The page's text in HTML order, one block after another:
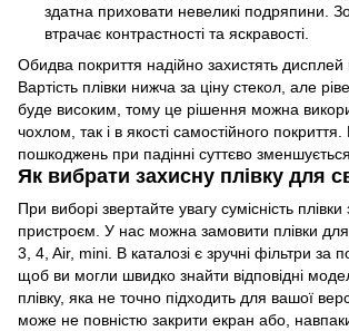
здатна приховати невеликі подряпини.
втрачає контрастності та яскравості.
Обидва покриття надійно захистять дисплей
Вартість плівки нижча за ціну стекол, але
буде високим, тому це рішення можна
чохлом, так і в якості самостійного покриття.
пошкоджень при падінні суттєво зменшується.
Як вибрати захисну плівку для
При виборі звертайте увагу сумісність
пристроєм. У нас можна замовити плівки
3, 4, Air, mini. В каталозі є зручні фільтри за
щоб ви могли швидко знайти відповідні
плівку, яка не точно підходить для вашої
може не повністю закрити екран або,